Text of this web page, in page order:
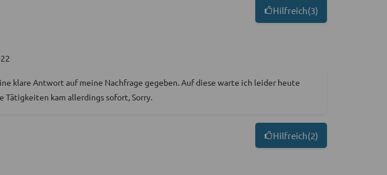
Hilfreich(3)
klare Antwort auf meine Nachfrage gegeben. Auf diese warte ich leider heute
Tätigkeiten kam allerdings sofort, Sorry.
Hilfreich(2)